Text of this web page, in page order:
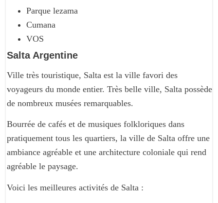
Parque lezama
Cumana
VOS
Salta Argentine
Ville très touristique, Salta est la ville favori des
voyageurs du monde entier. Très belle ville, Salta possède
de nombreux musées remarquables.
Bourrée de cafés et de musiques folkloriques dans
pratiquement tous les quartiers, la ville de Salta offre une
ambiance agréable et une architecture coloniale qui rend
agréable le paysage.
Voici les meilleures activités de Salta :